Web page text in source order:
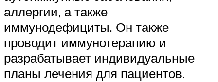
аллергии, а также
иммунодефициты. Он также
проводит иммунотерапию и
разрабатывает индивидуальные
планы лечения для пациентов.